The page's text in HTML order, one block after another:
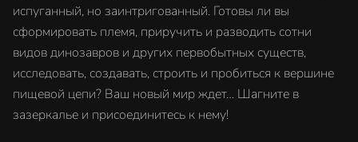
испуганный, но заинтригованный. Готовы ли вы
сформировать племя, приручить и разводить сотни
видов динозавров и других первобытных существ,
исследовать, создавать, строить и пробиться к вершине
пищевой цепи? Ваш новый мир ждет… Шагните в
зазеркалье и присоединитесь к нему!